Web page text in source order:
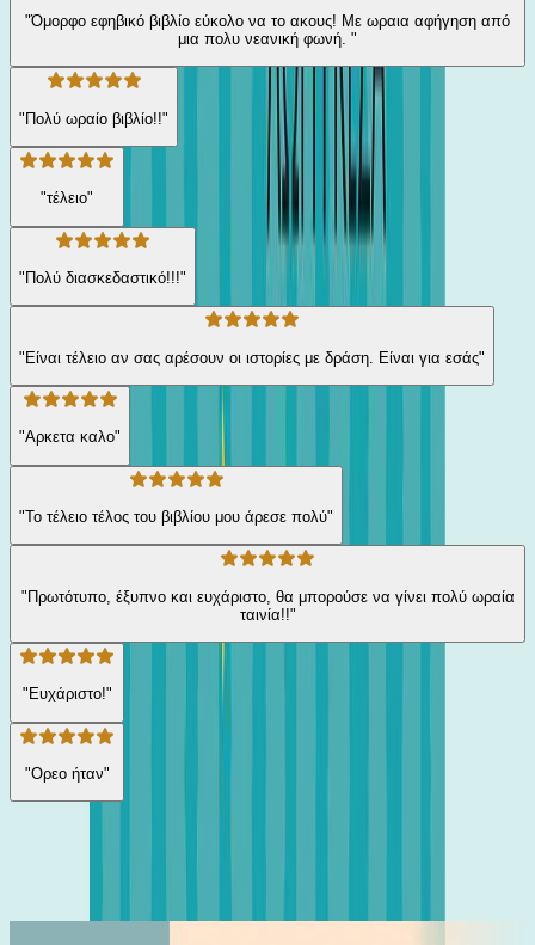
"Όμορφο εφηβικό βιβλίο εύκολο να το ακους! Με ωραια αφήγηση από
μια πολυ νεανική φωνή. "
"Πολύ ωραίο βιβλίο!!"
"τέλειο"
"Πολύ διασκεδαστικό!!!"
"Είναι τέλειο αν σας αρέσουν οι ιστορίες με δράση. Είναι για εσάς"
"Αρκετα καλο"
"Το τέλειο τέλος του βιβλίου μου άρεσε πολύ"
"Πρωτότυπο, έξυπνο και ευχάριστο, θα μπορούσε να γίνει πολύ ωραία
ταινία!!"
"Ευχάριστο!"
"Ορεο ήταν"